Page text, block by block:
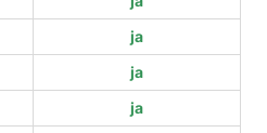
ja
ja
ja